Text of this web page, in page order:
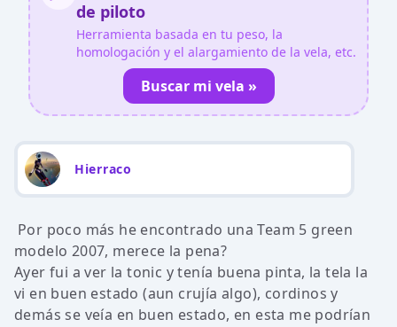
de piloto
Herramienta basada en tu peso, la
homologación y el alargamiento de la vela, etc.
Buscar mi vela »
Hierraco
Por poco más he encontrado una Team 5 green
modelo 2007, merece la pena?
Ayer fui a ver la tonic y tenía buena pinta, la tela la
vi en buen estado (aun crujía algo), cordinos y
demás se veía en buen estado, en esta me podrían